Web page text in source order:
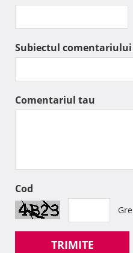
Subiectul comentariului
Comentariul tau
Cod
TRIMITE